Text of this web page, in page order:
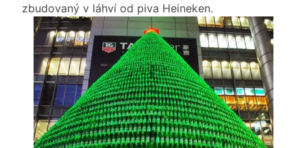
zbudovaný v láhví od piva Heineken.